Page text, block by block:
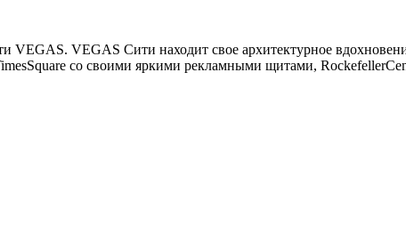
VEGAS. VEGAS Сити находит свое архитектурное
со своими яркими рекламными щитами,